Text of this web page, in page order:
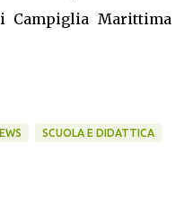
Campiglia Marittima
SCUOLA E DIDATTICA